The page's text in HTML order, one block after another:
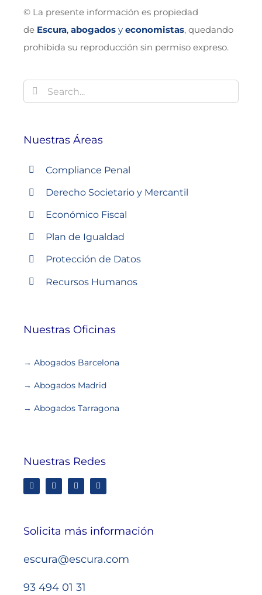
© La presente información es propiedad
de Escura, abogadosy economistas, quedando
prohibida su reproducción sin permiso expreso.
Buscar:
Nuestras Áreas
Compliance Penal
Derecho Societario y Mercantil
Económico Fiscal
Plan de Igualdad
Protección de Datos
Recursos Humanos
Nuestras Oficinas
→ Abogados Barcelona
→ Abogados Madrid
→ Abogados Tarragona
Nuestras Redes
Solicita más información
escura@escura.com
93 494 01 31